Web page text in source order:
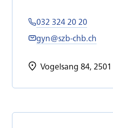
032 324 20 20
gyn@szb-chb.ch
Vogelsang 84,